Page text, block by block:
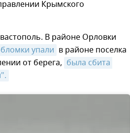
Крымского
В районе Орловки
упали в районе поселка
от берега, была сбита